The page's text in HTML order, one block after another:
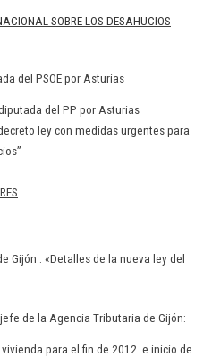
SOBRE LOS DESAHUCIOS
del PSOE por Asturias
del PP por Asturias
ley con medidas urgentes para
Gijón : «Detalles de la nueva ley del
de la Agencia Tributaria de Gijón:
para el fin de 2012 e inicio de